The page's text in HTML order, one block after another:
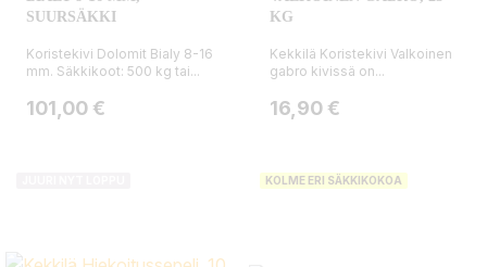
SUURSÄKKI
Koristekivi Dolomit Bialy 8-16
mm. Säkkikoot: 500 kg tai...
Hinta
101,00 €
KG
Kekkilä Koristekivi Valkoinen
gabro kivissä on...
Hinta
16,90 €
KOLME ERI SÄKKIKOKOA